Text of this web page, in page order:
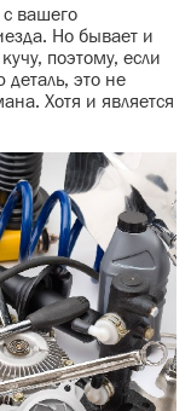
вашего
Но бывает и
поэтому, если
это не
Хотя и является